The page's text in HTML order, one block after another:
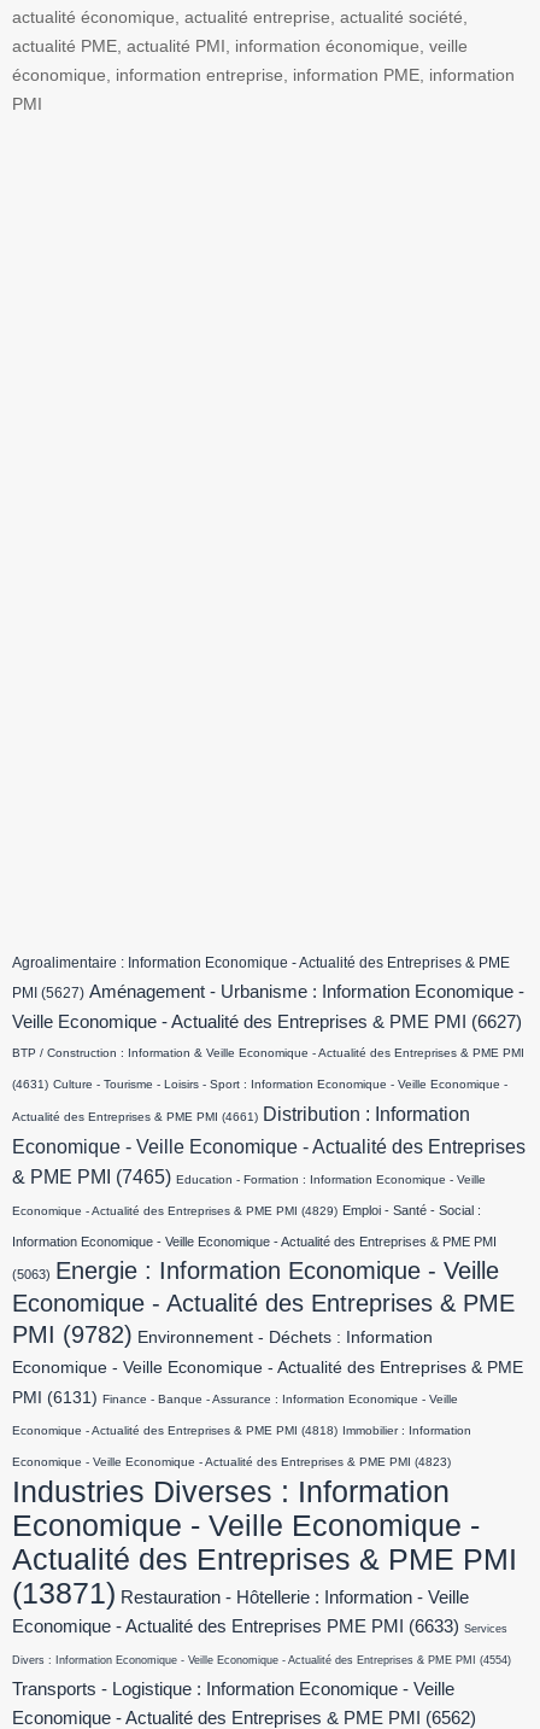
actualité économique, actualité entreprise, actualité société,
actualité PME, actualité PMI, information économique, veille
économique, information entreprise, information PME, information
PMI
Agroalimentaire : Information Economique - Actualité des Entreprises & PME
PMI (5627) Aménagement - Urbanisme : Information Economique -
Veille Economique - Actualité des Entreprises & PME PMI
(6627)
BTP / Construction : Information & Veille Economique - Actualité des Entreprises & PME PMI
(4631) Culture - Tourisme - Loisirs - Sport : Information Economique - Veille Economique -
Actualité des Entreprises & PME PMI (4661) Distribution : Information
Economique - Veille Economique - Actualité des Entreprises
& PME PMI
(7465) Education - Formation : Information Economique - Veille
Economique - Actualité des Entreprises & PME PMI (4829) Emploi - Santé - Social :
Information Economique - Veille Economique - Actualité des Entreprises & PME PMI
(5063) Energie : Information Economique - Veille
Economique - Actualité des Entreprises & PME
PMI (9782) Environnement - Déchets : Information
Economique - Veille Economique - Actualité des Entreprises & PME
PMI
(6131) Finance - Banque - Assurance : Information Economique - Veille
Economique - Actualité des Entreprises & PME PMI (4818) Immobilier : Information
Economique - Veille Economique - Actualité des Entreprises & PME PMI (4823)
Industries Diverses : Information
Economique - Veille Economique -
Actualité des Entreprises & PME PMI
(13871) Restauration - Hôtellerie : Information - Veille
Economique - Actualité des Entreprises PME PMI
(6633) Services
Divers : Information Economique - Veille Economique - Actualité des Entreprises & PME PMI (4554)
Transports - Logistique : Information Economique - Veille
Economique - Actualité des Entreprises & PME PMI
(6562)